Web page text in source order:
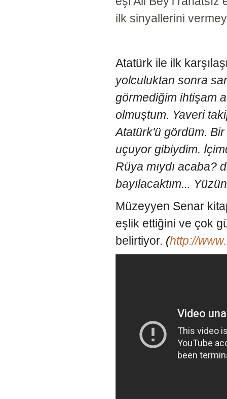
ilk sinyallerini
Atatürk ile ilk
yolculuktan sonra
görmediğim ihtişam
olmuştum. Yaveri
Atatürk'ü gördüm.
uçuyor gibiydim.
Rüya mıydı acaba?
bayılacaktım...
Müzeyyen Senar
eşlik ettiğini ve çok
belirtiyor. (http://